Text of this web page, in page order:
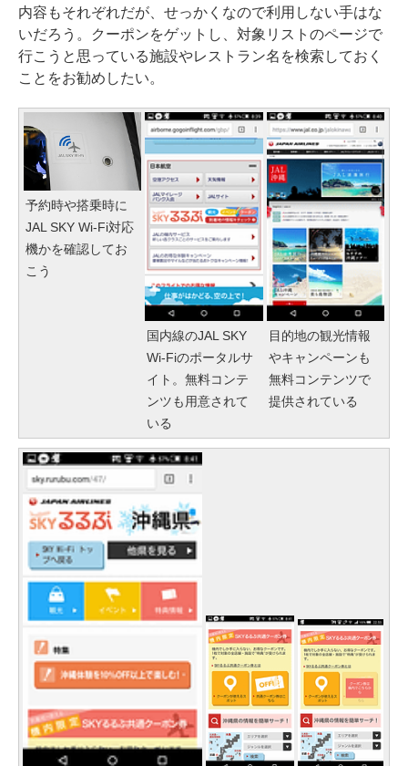
内容もそれぞれだが、せっかくなので利用しない手はな
いだろう。クーポンをゲットし、対象リストのページで
行こうと思っている施設やレストラン名を検索しておく
ことをお勧めしたい。
予約時や搭乗時に
JAL SKY Wi-Fi対応
機かを確認してお
こう
国内線のJAL SKY
Wi-Fiのポータルサ
イト。無料コンテ
ンツも用意されて
いる
目的地の観光情報
やキャンペーンも
無料コンテンツで
提供されている